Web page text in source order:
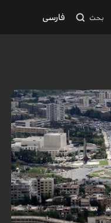
بحث فارسی